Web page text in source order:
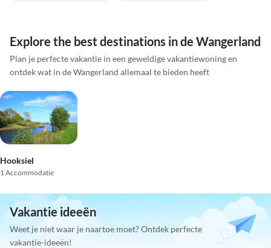
Explore the best destinations in de Wangerland
Plan je perfecte vakantie in een geweldige vakantiewoning en
ontdek wat in de Wangerland allemaal te bieden heeft
Hooksiel
1 Accommodatie
Vakantie ideeën
Weet je niet waar je naartoe moet? Ontdek perfecte
vakantie-ideeën!